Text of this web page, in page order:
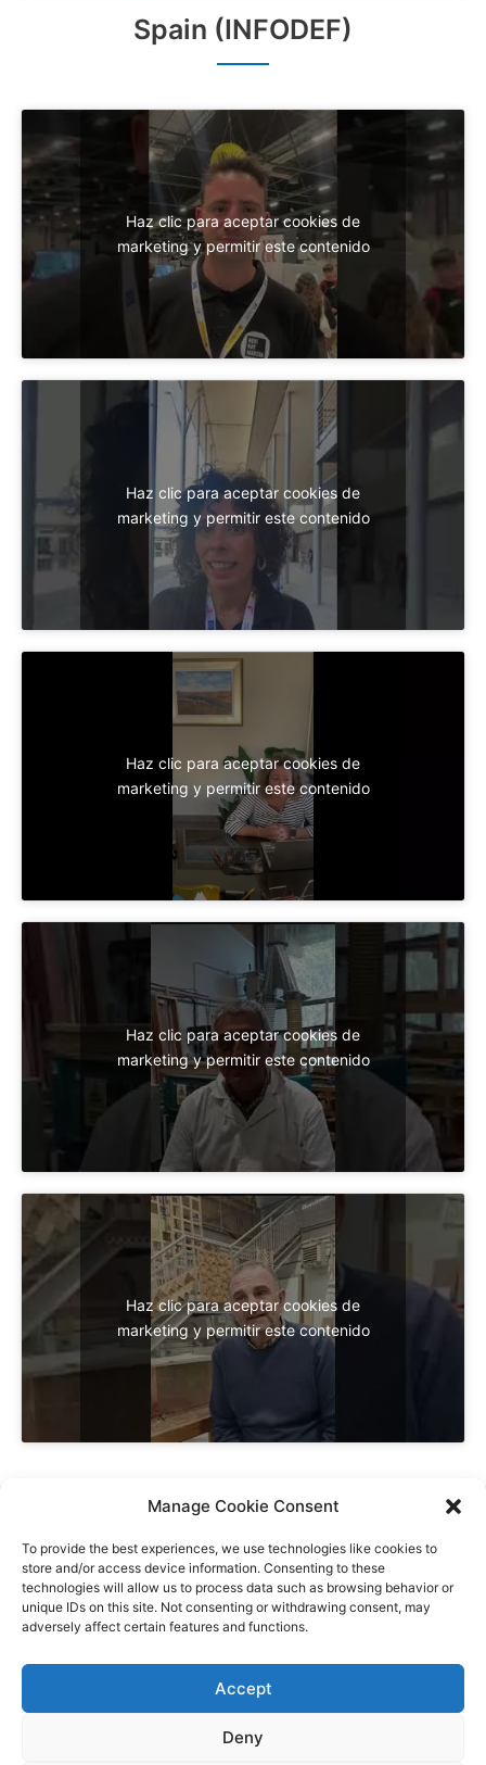
Manage Cookie Consent
To provide the best experiences, we use technologies like cookies to
store and/or access device information. Consenting to these
technologies will allow us to process data such as browsing behavior or
unique IDs on this site. Not consenting or withdrawing consent, may
adversely affect certain features and functions.
Accept
Deny
Spain (INFODEF)
Haz clic para aceptar cookies de
marketing y permitir este contenido
Haz clic para aceptar cookies de
marketing y permitir este contenido
Haz clic para aceptar cookies de
marketing y permitir este contenido
Haz clic para aceptar cookies de
marketing y permitir este contenido
Haz clic para aceptar cookies de
marketing y permitir este contenido
Financiado por la Unión Europea. Las opiniones y puntos de vista
expresados solo comprometen a su(s) autor(es) y no reflejan
necesariamente los de la Unión Europea o los de la Agencia Ejecutiva
Europea de Educación y Cultura (EACEA). Ni la Unión Europea ni la
EACEA pueden ser considerados responsables de ellos.